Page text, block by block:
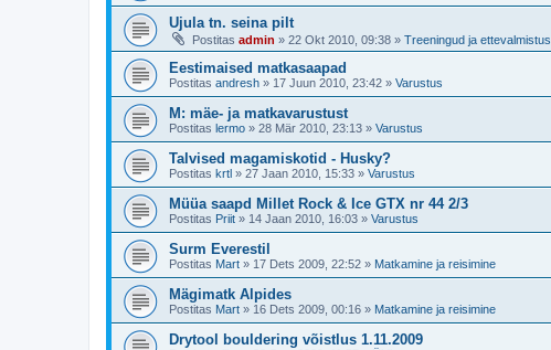
Ujula tn. seina pilt
Postitas admin » 22 Okt 2010, 09:38 » Treeningud ja ettevalmistus
Eestimaised matkasaapad
Postitas andresh » 17 Juun 2010, 23:42 » Varustus
M: mäe- ja matkavarustust
Postitas lermo » 28 Mär 2010, 23:13 » Varustus
Talvised magamiskotid - Husky?
Postitas krtl » 27 Jaan 2010, 15:33 » Varustus
Müüa saapd Millet Rock & Ice GTX nr 44 2/3
Postitas Priit » 14 Jaan 2010, 16:03 » Varustus
Surm Everestil
Postitas Mart » 17 Dets 2009, 22:52 » Matkamine ja reisimine
Mägimatk Alpides
Postitas Mart » 16 Dets 2009, 00:16 » Matkamine ja reisimine
Drytool bouldering võistlus 1.11.2009